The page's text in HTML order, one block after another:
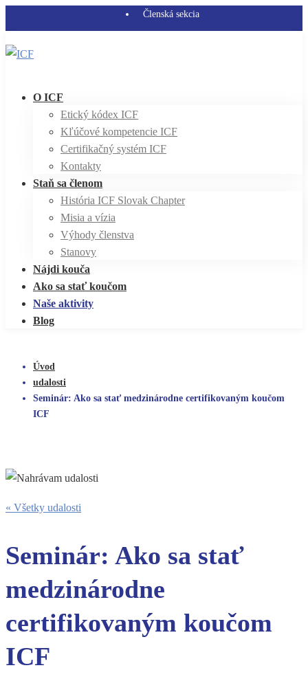
Členská sekcia
O ICF
Etický kódex ICF
Kľúčové kompetencie ICF
Certifikačný systém ICF
Kontakty
Staň sa členom
História ICF Slovak Chapter
Misia a vízia
Výhody členstva
Stanovy
Nájdi kouča
Ako sa stať koučom
Naše aktivity
Blog
Úvod
udalosti
Seminár: Ako sa stať medzinárodne certifikovaným koučom
ICF
« Všetky udalosti
Seminár: Ako sa stať
medzinárodne
certifikovaným koučom
ICF